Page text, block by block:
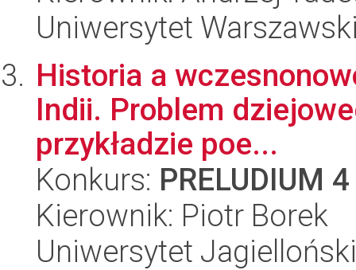
Uniwersytet
Historia a
Indii. Problem
przykładzie poe...
Konkurs: PRELUDIUM 4
Kierownik: Piotr Borek
Uniwersytet